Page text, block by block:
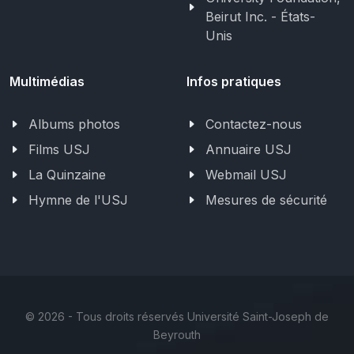
Beirut Inc. - États-
Unis
Multimédias
Albums photos
Films USJ
La Quinzaine
Hymne de l'USJ
Infos pratiques
Contactez-nous
Annuaire USJ
Webmail USJ
Mesures de sécurité
© 2026 - Tous droits réservés Université Saint-Joseph de
Beyrouth